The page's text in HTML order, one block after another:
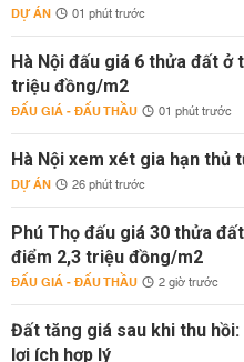
DỰ ÁN 01 phút trước
Hà Nội đấu giá 6 thửa đất ở
triệu đồng/m2
ĐẤU GIÁ - ĐẤU THẦU 01 phút trước
Hà Nội xem xét gia hạn thủ
DỰ ÁN 26 phút trước
Phú Thọ đấu giá 30 thửa
điểm 2,3 triệu đồng/m2
ĐẤU GIÁ - ĐẤU THẦU 2 giờ trước
Đất tăng giá sau khi thu
lợi ích hợp lý